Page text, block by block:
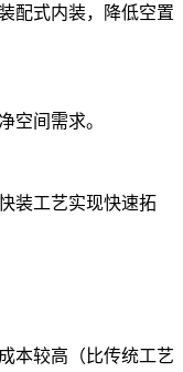
配式内装，降低空置
空间需求。
装工艺实现快速拓
本较高（比传统工艺